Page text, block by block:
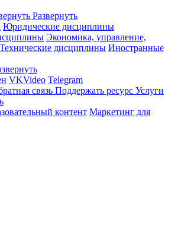
Развернуть
Юридические дисциплины
Экономика, управление,
Технические дисциплины Иностранные
VKVideo Telegram
связь Поддержать ресурс Услуги
контент Маркетинг для